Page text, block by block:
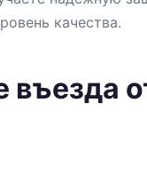
качества.